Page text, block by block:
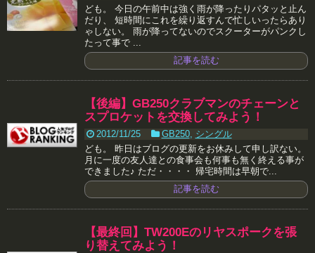
ども。 今日の午前中は強く雨が降ったりパタッと止ん
だり、 短時間にこれを繰り返すんで忙しいったらあり
ゃしない。 雨が降ってないのでスクーターがパンクし
たって事で ...
記事を読む
【後編】GB250クラブマンのチェーンと
スプロケットを交換してみよう！
2012/11/25 GB250, シングル
ども。 昨日はブログの更新をお休みして申し訳ない。
月に一度の友人達との食事会も何事も無く終える事が
できました♪ ただ・・・・ 帰宅時間は早朝で...
記事を読む
【最終回】TW200Eのリヤスポークを張
り替えてみよう！